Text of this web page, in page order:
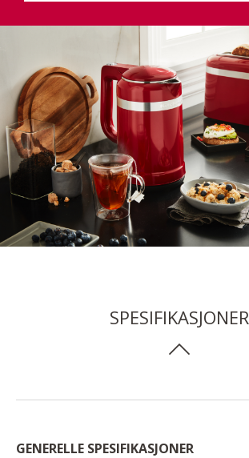
SPESIFIKASJONER
GENERELLE SPESIFIKASJONER